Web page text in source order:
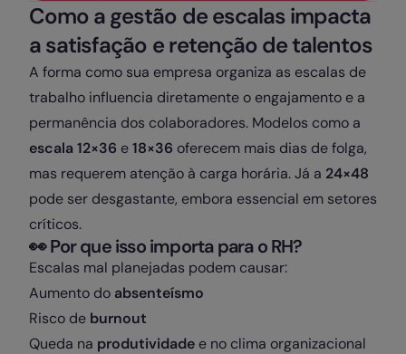
Como a gestão de escalas impacta
a satisfação e retenção de talentos
A forma como sua empresa organiza as escalas de
trabalho influencia diretamente o engajamento e a
permanência dos colaboradores. Modelos como a
escala 12×36 e18×36 oferecem mais dias de folga,
mas requerem atenção à carga horária. Já a 24×48
pode ser desgastante, embora essencial em setores
críticos.
👀Por que isso importa para o RH?
Escalas mal planejadas podem causar:
Aumento do absenteísmo
Risco de burnout
Queda na produtividade e no clima organizacional